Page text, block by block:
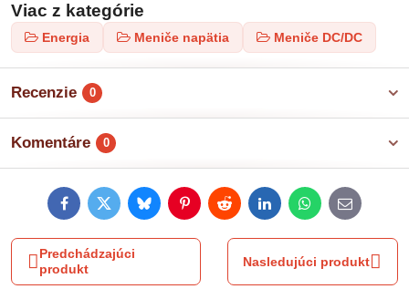
Viac z kategórie
Energia Meniče napätia Meniče DC/DC
Recenzie 0
Komentáre 0
FacebookTwitterBlueskyPinterestRedditLinkedInWhatsApp
E-
mail
Predchádzajúci
produkt
Nasledujúci produkt